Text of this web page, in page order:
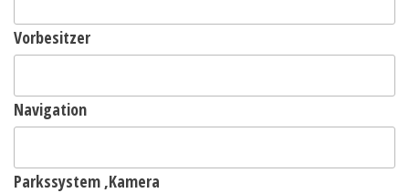
Vorbesitzer
Navigation
Parkssystem ,Kamera